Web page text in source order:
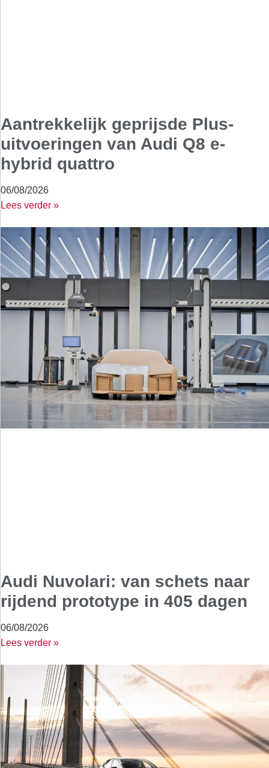
Aantrekkelijk geprijsde Plus-
uitvoeringen van Audi Q8 e-
hybrid quattro
06/08/2026
Lees verder »
Audi Nuvolari: van schets naar
rijdend prototype in 405 dagen
06/08/2026
Lees verder »